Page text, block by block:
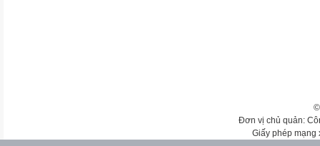
Đơn vị chủ quản:
Giấy phép mạng